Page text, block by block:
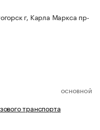
г, Карла Маркса пр-
ОСНОВНОЙ
транспорта